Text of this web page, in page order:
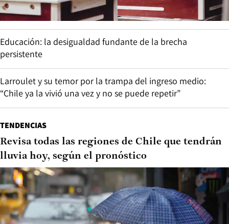
Educación: la desigualdad fundante de la brecha
persistente
Larroulet y su temor por la trampa del ingreso medio:
“Chile ya la vivió una vez y no se puede repetir”
TENDENCIAS
Revisa todas las regiones de Chile que tendrán
lluvia hoy, según el pronóstico